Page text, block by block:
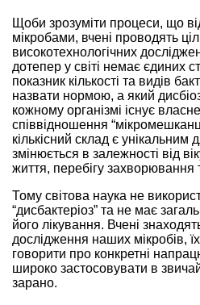
Щоби зрозуміти процеси, що
мікробами, вчені проводять
високотехнологічних
дотепер у світі немає єдиних
показник кількості та видів
назвати нормою, а який
кожному організмі існує
співвідношення
кількісний склад є унікальним
змінюється в залежності від
життя, перебігу захворювання
Тому світова наука не
“дисбактеріоз” та не має
його лікування. Вчені
дослідження наших мікробів,
говорити про конкретні
широко застосовувати в
зарано.